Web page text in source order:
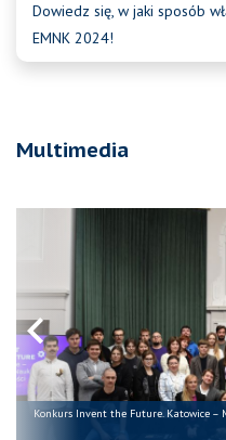
Dowiedz się, w jaki sposób
EMNK 2024!
Multimedia
Konkurs Invent the Future. Katowice –